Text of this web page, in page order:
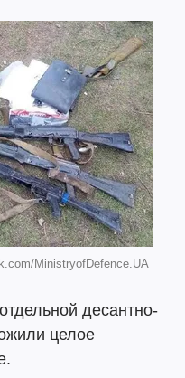
MinistryofDefence.UA
десантно-
целое